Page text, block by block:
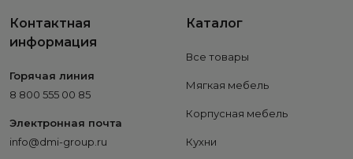
Контактная
информация
Горячая линия
8 800 555 00 85
Электронная почта
info@dmi-group.ru
Каталог
Все товары
Мягкая мебель
Корпусная мебель
Кухни